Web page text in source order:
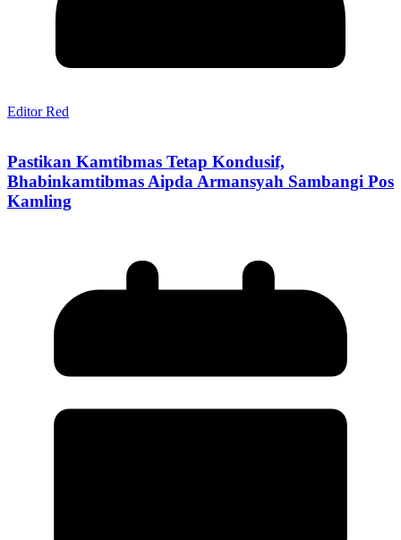
Editor Red
Pastikan Kamtibmas Tetap Kondusif,
Bhabinkamtibmas Aipda Armansyah Sambangi Pos
Kamling